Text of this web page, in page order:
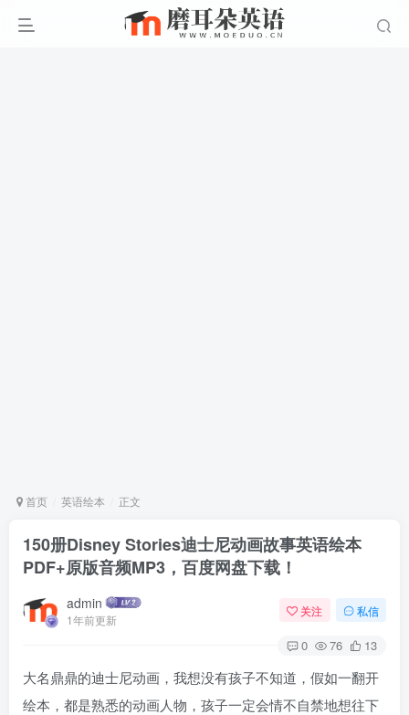
首页 英语绘本 正文
150册Disney Stories迪士尼动画故事英语绘本
PDF+原版音频MP3，百度网盘下载！
admin
1年前更新
关注 私信
0 76 13
大名鼎鼎的迪士尼动画，我想没有孩子不知道，假如一翻开
绘本，都是熟悉的动画人物，孩子一定会情不自禁地想往下